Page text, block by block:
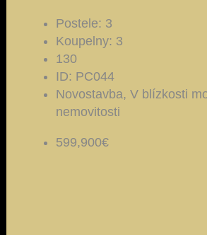
Postele: 3
Koupelny: 3
130
ID: PC044
Novostavba, V blízkosti
nemovitosti
599,900€